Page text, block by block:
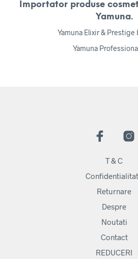
Importator produse
Yamuna.
Yamuna Elixir & Prestige
Yamuna
T & C
Returnare
Despre
Noutati
Contact
REDUCERI